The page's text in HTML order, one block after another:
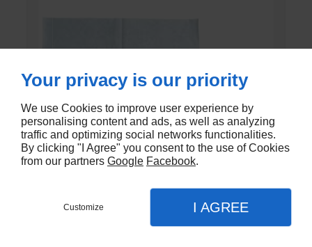
Your privacy is our priority
We use Cookies to improve user experience by
personalising content and ads, as well as analyzing
traffic and optimizing social networks functionalities.
By clicking "I Agree" you consent to the use of Cookies
from our partners Google Facebook.
Customize I AGREE